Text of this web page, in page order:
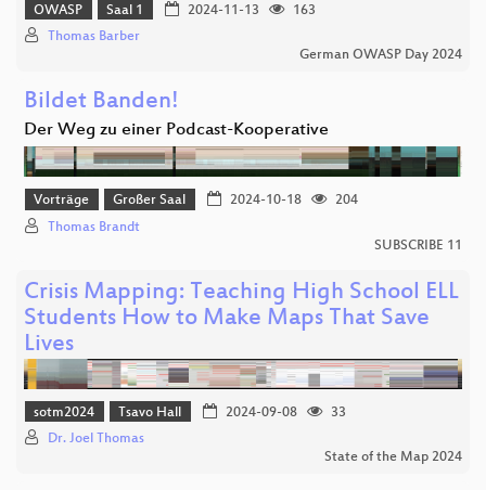
OWASP Saal 1 2024-11-13
163
Thomas Barber
German OWASP Day 2024
Bildet Banden!
Der Weg zu einer Podcast-Kooperative
Vorträge Großer Saal 2024-10-18
204
Thomas Brandt
SUBSCRIBE 11
Crisis Mapping: Teaching High School ELL
Students How to Make Maps That Save
Lives
sotm2024 Tsavo Hall 2024-09-08
33
Dr. Joel Thomas
State of the Map 2024